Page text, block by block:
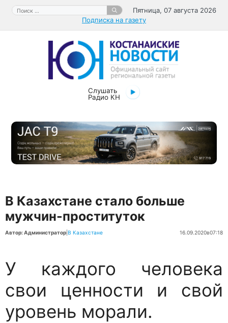
Перейти
содержимому
Поиск:
Пятница, 07 августа 2026
Подписка на газету
Слушать
Радио КН
В Казахстане стало больше
мужчин-проституток
Автор: Администратор В Казахстане 16.09.2020в07:18
У каждого человека
свои ценности и свой
уровень морали.